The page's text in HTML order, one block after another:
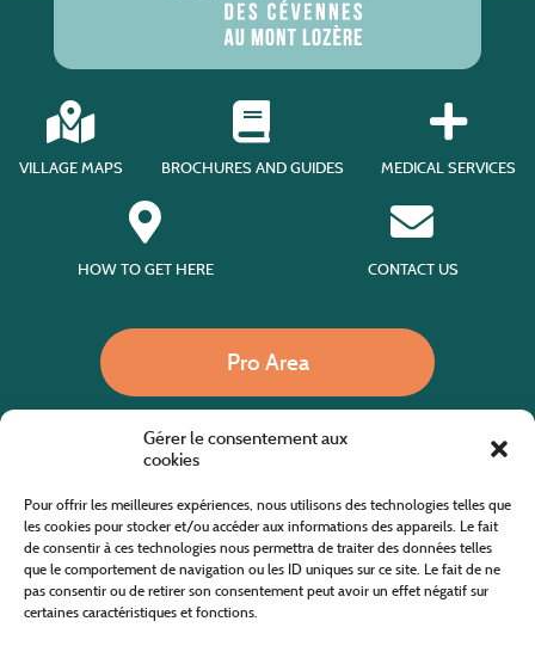
Gérer le consentement aux
cookies
Pour offrir les meilleures expériences, nous utilisons des technologies telles que
les cookies pour stocker et/ou accéder aux informations des appareils. Le fait
de consentir à ces technologies nous permettra de traiter des données telles
que le comportement de navigation ou les ID uniques sur ce site. Le fait de ne
pas consentir ou de retirer son consentement peut avoir un effet négatif sur
certaines caractéristiques et fonctions.
VILLAGE MAPS BROCHURES AND GUIDES MEDICAL SERVICES
HOW TO GET HERE CONTACT US
Pro Area
Website co-financed by the European Agricultural Fund for Rural Development
Europe invests in rural areas